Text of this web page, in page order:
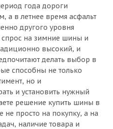
года дороги
а в летнее время асфальт
другого уровня
на зимние шины и
высокий, и
делать выбор в
способны не только
но и
и установить нужный
решение купить шины в
не просто на покупку, а на
наличие товара и